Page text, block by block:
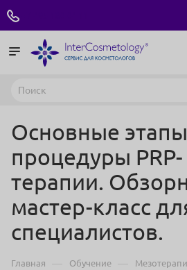
Основные этапы
процедуры PRP-
терапии.
мастер-класс
специалистов.
Главная — Обучение —